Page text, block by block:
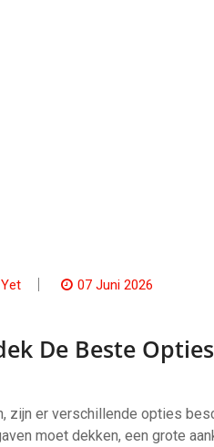
07 Juni 2026
De Beste
zijn er verschillende opties
moet dekken, een grote